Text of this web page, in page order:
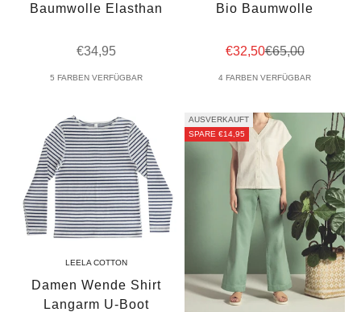
Baumwolle Elasthan
Angebot
€34,95
5 FARBEN VERFÜGBAR
Bio Baumwolle
Angebot
€32,50Regulärer Preis
€65,00
4 FARBEN VERFÜGBAR
LEELA COTTON
Damen Wende Shirt
Langarm U-Boot
AUSVERKAUFT
SPARE €14,95